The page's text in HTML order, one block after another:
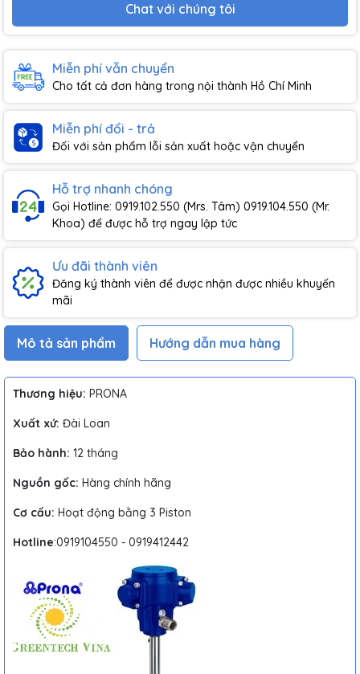
Chat với chúng tôi
Miễn phí vẫn chuyển
Cho tất cả đơn hàng trong nội thành Hồ Chí Minh
Miễn phí đổi - trả
Đối với sản phẩm lỗi sản xuất hoặc vận chuyển
Hỗ trợ nhanh chóng
Gọi Hotline: 0919.102.550 (Mrs. Tâm) 0919.104.550 (Mr.
Khoa) để được hỗ trợ ngay lập tức
Ưu đãi thành viên
Đăng ký thành viên để được nhận được nhiều khuyến
mãi
Mô tả sản phẩm Hướng dẫn mua hàng
Thương hiệu: PRONA
Xuất xứ: Đài Loan
Bảo hành: 12 tháng
Nguồn gốc: Hàng chính hãng
Cơ cấu: Hoạt động bằng 3 Piston
Hotline:0919104550 - 0919412442